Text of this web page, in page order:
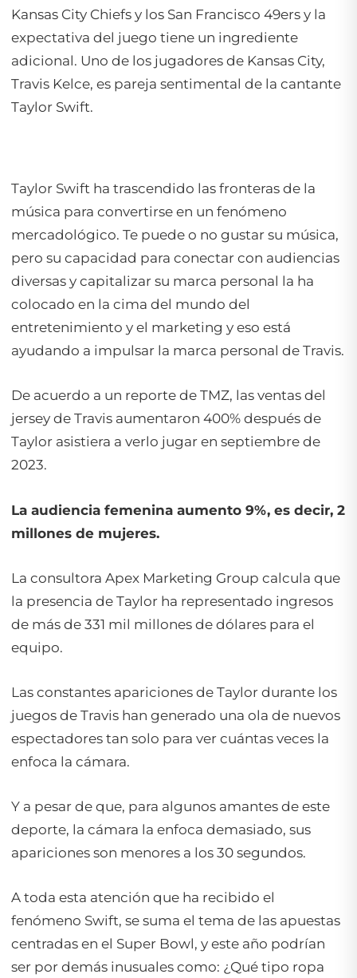
Kansas City Chiefs y los San Francisco 49ers y la
expectativa del juego tiene un ingrediente
adicional. Uno de los jugadores de Kansas City,
Travis Kelce, es pareja sentimental de la cantante
Taylor Swift.
Taylor Swift ha trascendido las fronteras de la
música para convertirse en un fenómeno
mercadológico. Te puede o no gustar su música,
pero su capacidad para conectar con audiencias
diversas y capitalizar su marca personal la ha
colocado en la cima del mundo del
entretenimiento y el marketing y eso está
ayudando a impulsar la marca personal de Travis.
De acuerdo a un reporte de TMZ, las ventas del
jersey de Travis aumentaron 400% después de
Taylor asistiera a verlo jugar en septiembre de
2023.
La audiencia femenina aumento 9%, es decir, 2
millones de mujeres.
La consultora Apex Marketing Group calcula que
la presencia de Taylor ha representado ingresos
de más de 331 mil millones de dólares para el
equipo.
Las constantes apariciones de Taylor durante los
juegos de Travis han generado una ola de nuevos
espectadores tan solo para ver cuántas veces la
enfoca la cámara.
Y a pesar de que, para algunos amantes de este
deporte, la cámara la enfoca demasiado, sus
apariciones son menores a los 30 segundos.
A toda esta atención que ha recibido el
fenómeno Swift, se suma el tema de las apuestas
centradas en el Super Bowl, y este año podrían
ser por demás inusuales como: ¿Qué tipo ropa